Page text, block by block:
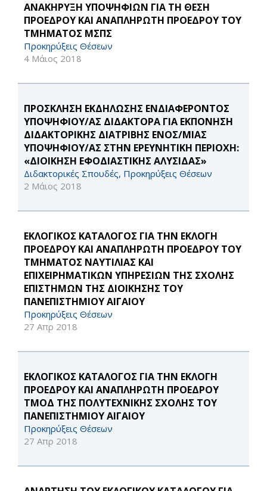
ΑΝΑΚΗΡΥΞΗ ΥΠΟΨΗΦΙΩΝ ΓΙΑ ΤΗ ΘΕΣΗ
ΠΡΟΕΔΡΟΥ ΚΑΙ ΑΝΑΠΛΗΡΩΤΗ ΠΡΟΕΔΡΟΥ ΤΟΥ
ΤΜΗΜΑΤΟΣ ΜΣΠΣ
Προκηρύξεις Θέσεων
4 Μάιος 2018
ΠΡΟΣΚΛΗΣΗ ΕΚΔΗΛΩΣΗΣ ΕΝΔΙΑΦΕΡΟΝΤΟΣ
ΥΠΟΨΗΦΙΟΥ/ΑΣ ΔΙΔΑΚΤΟΡΑ ΓΙΑ ΕΚΠΌΝΗΣΗ
ΔΙΔΑΚΤΟΡΙΚΉΣ ΔΙΑΤΡΙΒΉΣ ΕΝΌΣ/ΜΊΑΣ
ΥΠΟΨΗΦΊΟΥ/ΑΣ ΣΤΗΝ ΕΡΕΥΝΗΤΙΚΉ ΠΕΡΙΟΧΉ:
«ΔΙΟΊΚΗΣΗ ΕΦΟΔΙΑΣΤΙΚΉΣ ΑΛΥΣΊΔΑΣ»
Διδακτορικές Σπουδές, Προκηρύξεις Θέσεων
2 Μάιος 2018
ΕΚΛΟΓΙΚΟΣ ΚΑΤΑΛΟΓΟΣ ΓΙΑ ΤΗΝ ΕΚΛΟΓΗ
ΠΡΟΕΔΡΟΥ ΚΑΙ ΑΝΑΠΛΗΡΩΤΗ ΠΡΟΕΔΡΟΥ ΤΟΥ
ΤΜΗΜΑΤΟΣ ΝΑΥΤΙΛΙΑΣ ΚΑΙ
ΕΠΙΧΕΙΡΗΜΑΤΙΚΩΝ ΥΠΗΡΕΣΙΩΝ ΤΗΣ ΣΧΟΛΗΣ
ΕΠΙΣΤΗΜΩΝ ΤΗΣ ΔΙΟΙΚΗΣΗΣ ΤΟΥ
ΠΑΝΕΠΙΣΤΗΜΙΟΥ ΑΙΓΑΙΟΥ
Προκηρύξεις Θέσεων
27 Απρ 2018
ΕΚΛΟΓΙΚΟΣ ΚΑΤΑΛΟΓΟΣ ΓΙΑ ΤΗΝ ΕΚΛΟΓΗ
ΠΡΟΕΔΡΟΥ ΚΑΙ ΑΝΑΠΛΗΡΩΤΗ ΠΡΟΕΔΡΟΥ
ΤΜΟΔ ΤΗΣ ΠΟΛΥΤΕΧΝΙΚΗΣ ΣΧΟΛΗΣ ΤΟΥ
ΠΑΝΕΠΙΣΤΗΜΙΟΥ ΑΙΓΑΙΟΥ
Προκηρύξεις Θέσεων
27 Απρ 2018